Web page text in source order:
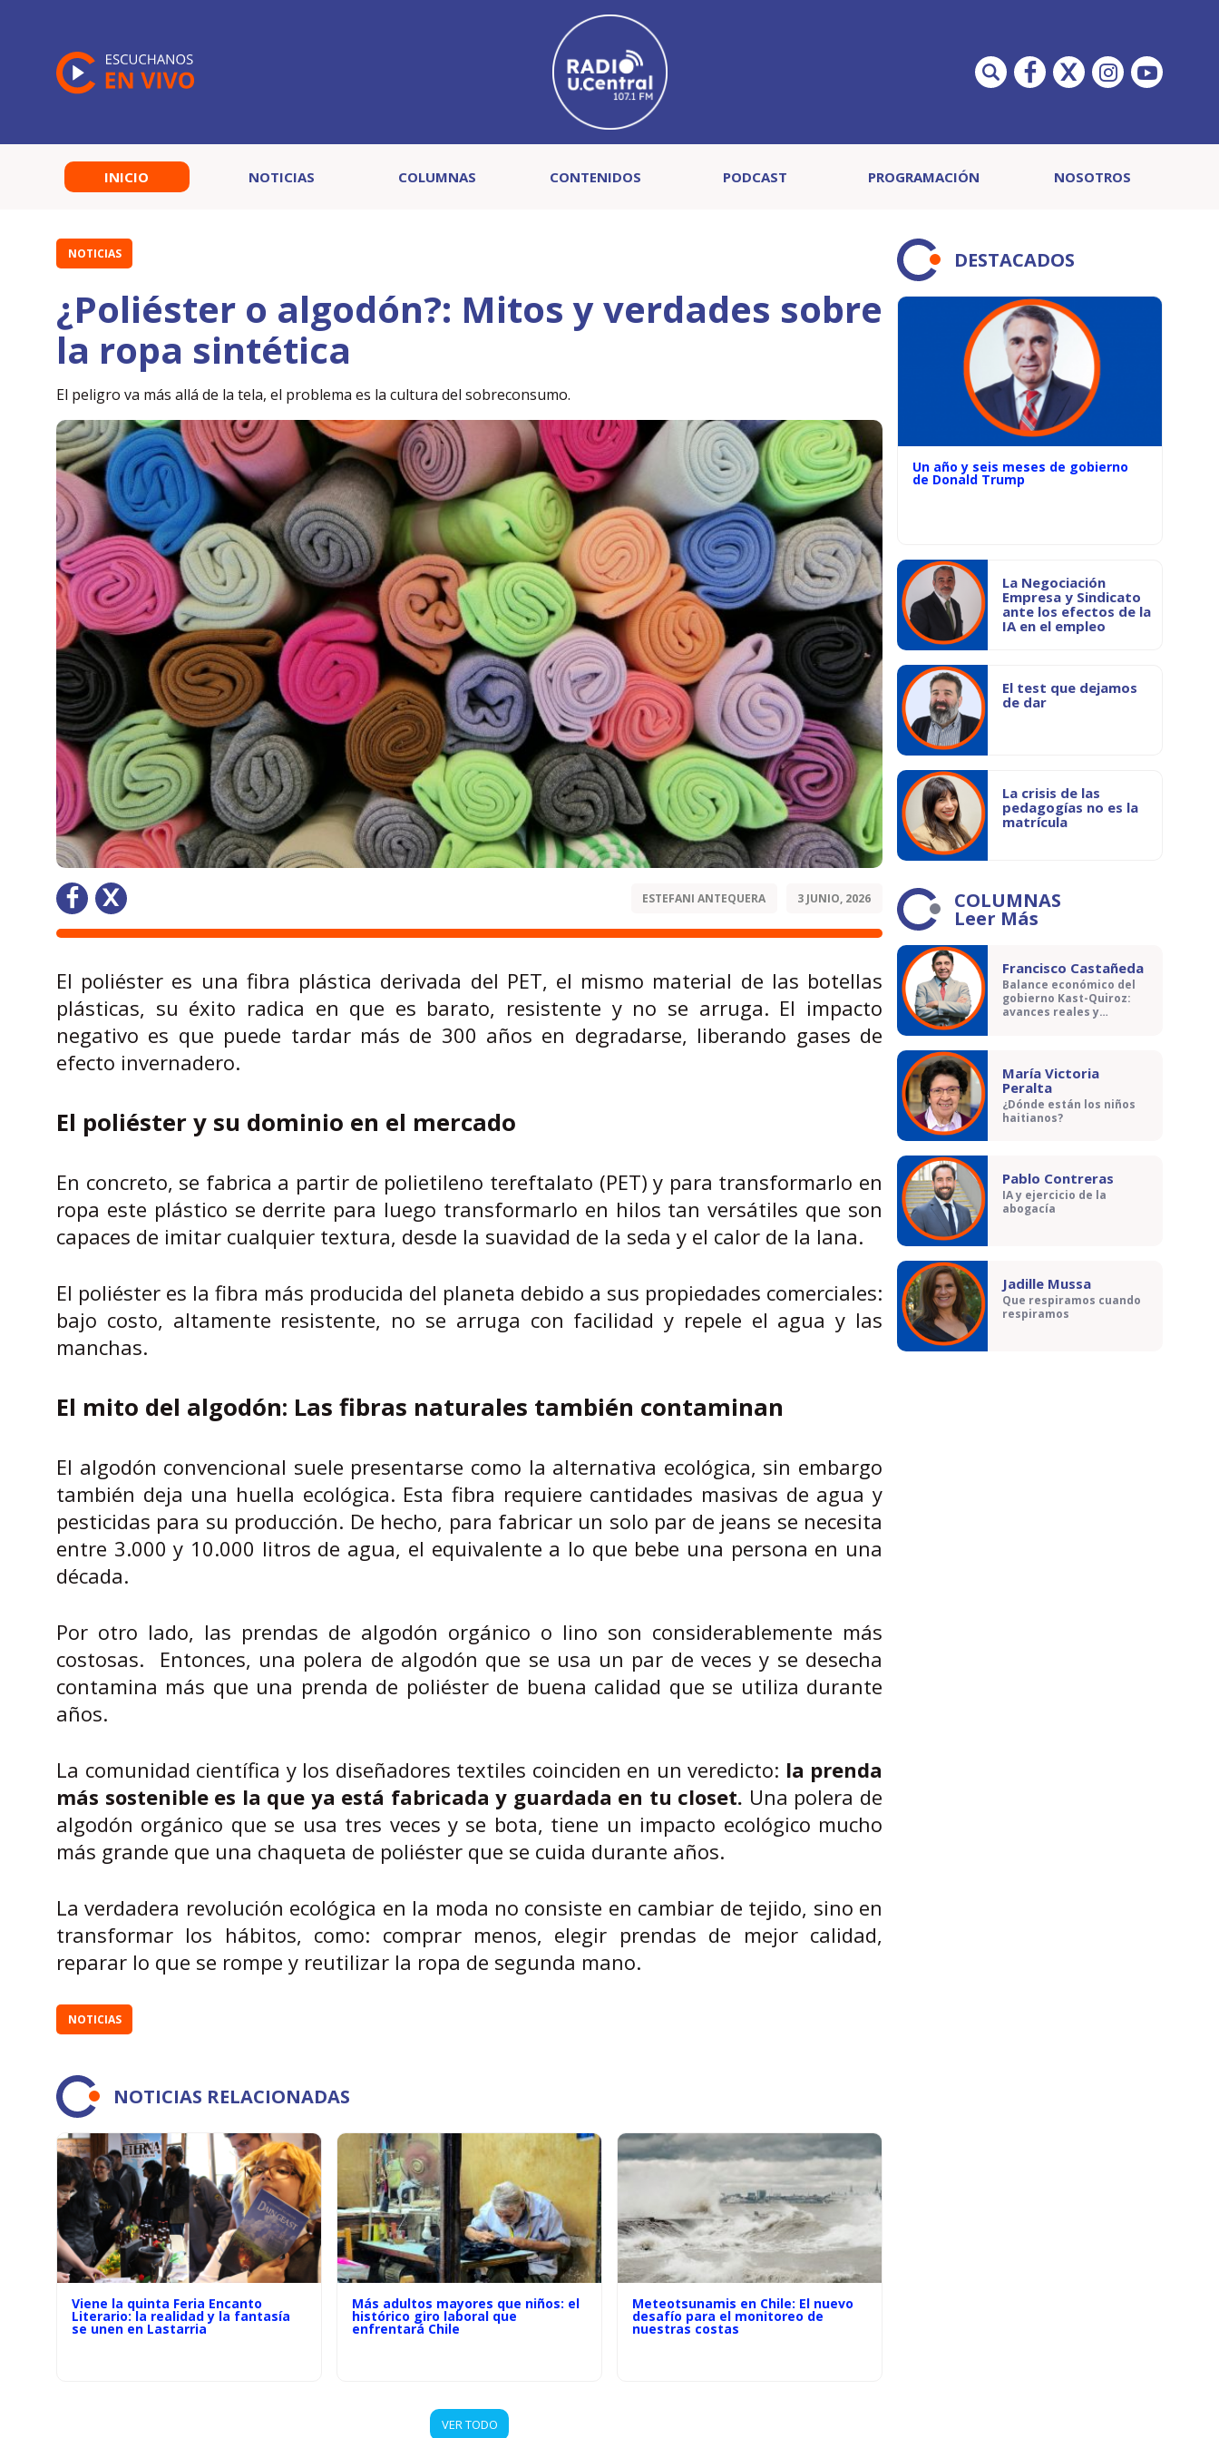
INICIO NOTICIAS COLUMNAS CONTENIDOS PODCAST PROGRAMACIÓN NOSOTROS
NOTICIAS
¿Poliéster o algodón?: Mitos y verdades sobre
la ropa sintética
El peligro va más allá de la tela, el problema es la cultura del sobreconsumo.
ESTEFANI ANTEQUERA 3 JUNIO, 2026
El poliéster es una fibra plástica derivada del PET, el mismo material de las botellas
plásticas, su éxito radica en que es barato, resistente y no se arruga. El impacto
negativo es que puede tardar más de 300 años en degradarse, liberando gases de
efecto invernadero.
El poliéster y su dominio en el mercado
En concreto, se fabrica a partir de polietileno tereftalato (PET) y para transformarlo en
ropa este plástico se derrite para luego transformarlo en hilos tan versátiles que son
capaces de imitar cualquier textura, desde la suavidad de la seda y el calor de la lana.
El poliéster es la fibra más producida del planeta debido a sus propiedades comerciales:
bajo costo, altamente resistente, no se arruga con facilidad y repele el agua y las
manchas.
El mito del algodón: Las fibras naturales también contaminan
El algodón convencional suele presentarse como la alternativa ecológica, sin embargo
también deja una huella ecológica. Esta fibra requiere cantidades masivas de agua y
pesticidas para su producción. De hecho, para fabricar un solo par de jeans se necesita
entre 3.000 y 10.000 litros de agua, el equivalente a lo que bebe una persona en una
década.
Por otro lado, las prendas de algodón orgánico o lino son considerablemente más
costosas. Entonces, una polera de algodón que se usa un par de veces y se desecha
contamina más que una prenda de poliéster de buena calidad que se utiliza durante
años.
La comunidad científica y los diseñadores textiles coinciden en un veredicto: la prenda
más sostenible es la que ya está fabricada y guardada en tu closet. Una polera de
algodón orgánico que se usa tres veces y se bota, tiene un impacto ecológico mucho
más grande que una chaqueta de poliéster que se cuida durante años.
La verdadera revolución ecológica en la moda no consiste en cambiar de tejido, sino en
transformar los hábitos, como: comprar menos, elegir prendas de mejor calidad,
reparar lo que se rompe y reutilizar la ropa de segunda mano.
NOTICIAS
NOTICIAS RELACIONADAS
Viene la quinta Feria Encanto
Literario: la realidad y la fantasía
se unen en Lastarria
Más adultos mayores que niños: el
histórico giro laboral que
enfrentará Chile
Meteotsunamis en Chile: El nuevo
desafío para el monitoreo de
nuestras costas
VER TODO
DESTACADOS
Un año y seis meses de gobierno
de Donald Trump
La Negociación
Empresa y Sindicato
ante los efectos de la
IA en el empleo
El test que dejamos
de dar
La crisis de las
pedagogías no es la
matrícula
COLUMNAS
Leer Más
Francisco Castañeda
Balance económico del
gobierno Kast-Quiroz:
avances reales y
María Victoria
Peralta
¿Dónde están los niños
haitianos?
Pablo Contreras
IA y ejercicio de la
abogacía
Jadille Mussa
Que respiramos cuando
respiramos